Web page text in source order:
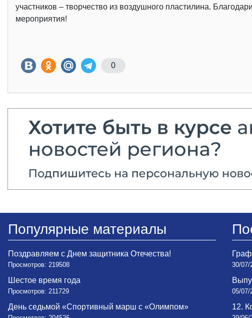
участников – творчество из воздушного пластилина.
мероприятия!
0
Популярные материалы
Поздравляем с Днем защитника Отечества!
Просмотров: 219508
Шестое время года
Просмотров: 211729
День седьмой «Спортивный марш с «Олимпом»
30/07/
05/07/
12.